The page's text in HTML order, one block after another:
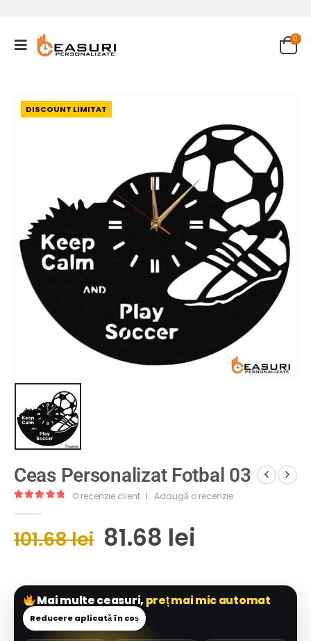
0
DISCOUNT LIMITAT
Ceas Personalizat Fotbal 03
O recenzie client | Adaugă o recenzie
101.68lei 81.68 lei
Mai multe ceasuri, preț mai mic automat
Reducere aplicată în coș